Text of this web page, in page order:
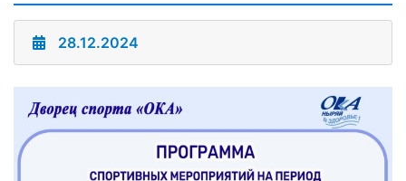
28.12.2024